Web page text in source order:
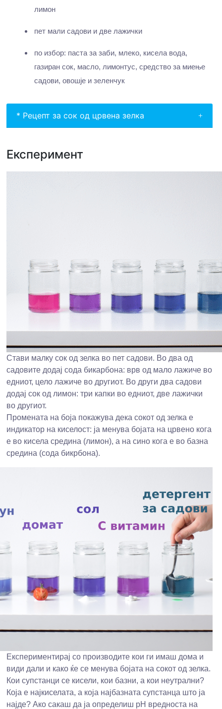
лимон
пет мали садови и две лажички
по избор: паста за заби, млеко, кисела вода,
газиран сок, масло, лимонтус, средство за миење
садови, овошје и зеленчук
* Рецепт за сок од црвена зелка
Експеримент
Стави малку сок од зелка во пет садови. Во два од
садовите додај сода бикарбона: врв од мало лажиче во
едниот, цело лажиче во другиот. Во други два садови
додај сок од лимон: три капки во едниот, две лажички
во другиот.
Промената на боја покажува дека сокот од зелка е
индикатор на киселост: ја менува бојата на црвено кога
е во кисела средина (лимон), а на сино кога е во базна
средина (сода бикрбона).
Експериментирај со производите кои ги имаш дома и
види дали и како ќе се менува бојата на сокот од зелка.
Кои супстанци се кисели, кои базни, а кои неутрални?
Која е најкиселата, а која најбазната супстанца што ја
најде? Ако сакаш да ја определиш pH вредноста на